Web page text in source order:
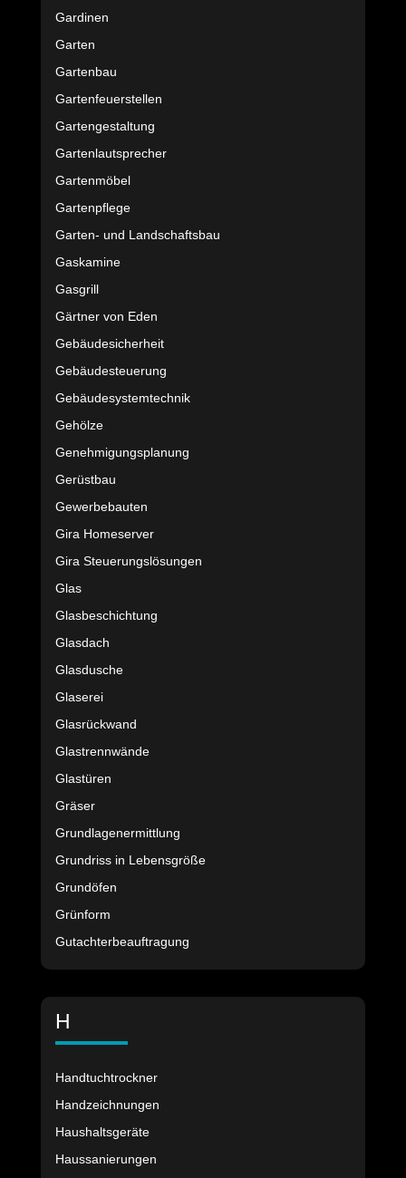
Gardinen
Garten
Gartenbau
Gartenfeuerstellen
Gartengestaltung
Gartenlautsprecher
Gartenmöbel
Gartenpflege
Garten- und Landschaftsbau
Gaskamine
Gasgrill
Gärtner von Eden
Gebäudesicherheit
Gebäudesteuerung
Gebäudesystemtechnik
Gehölze
Genehmigungsplanung
Gerüstbau
Gewerbebauten
Gira Homeserver
Gira Steuerungslösungen
Glas
Glasbeschichtung
Glasdach
Glasdusche
Glaserei
Glasrückwand
Glastrennwände
Glastüren
Gräser
Grundlagenermittlung
Grundriss in Lebensgröße
Grundöfen
Grünform
Gutachterbeauftragung
H
Handtuchtrockner
Handzeichnungen
Haushaltsgeräte
Haussanierungen